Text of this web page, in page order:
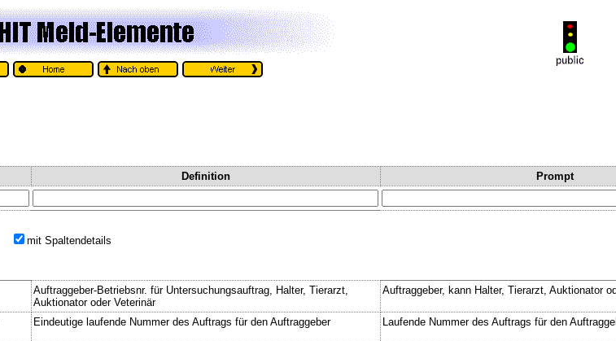
Definition Prompt
mit Spaltendetails
Auftraggeber-Betriebsnr. für Untersuchungsauftrag, Halter, Tierarzt,
Auktionator oder Veterinär
Auftraggeber, kann Halter, Tierarzt, Auktionator
Eindeutige laufende Nummer des Auftrags für den Auftraggeber Laufende Nummer des Auftrags für den